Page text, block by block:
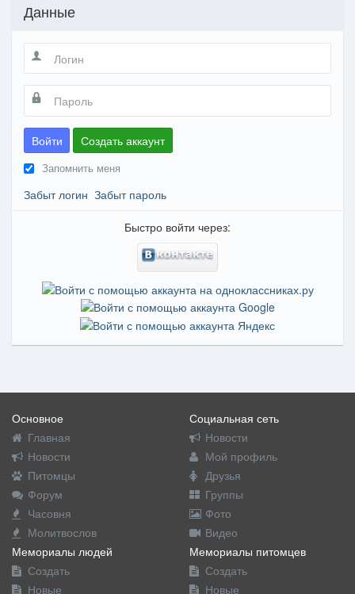
Данные
Войти Создать аккаунт
Запомнить меня
Забыт логин Забыт пароль
Быстро войти через:
Основное
Главная
Новости
Питомцы
Форум
Часовня
Молитвослов
Социальная сеть
Новости
Мой профиль
Друзья
Группы
Фото
Видео
Мемориалы людей
Создать
Новые
Мемориалы питомцев
Создать
Новые